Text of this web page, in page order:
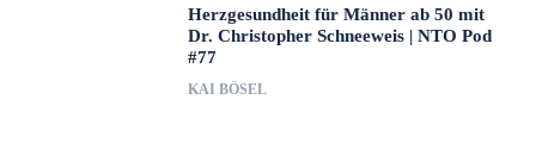
Herzgesundheit für Männer ab 50 mit
Dr. Christopher Schneeweis | NTO Pod
#77
KAI BÖSEL